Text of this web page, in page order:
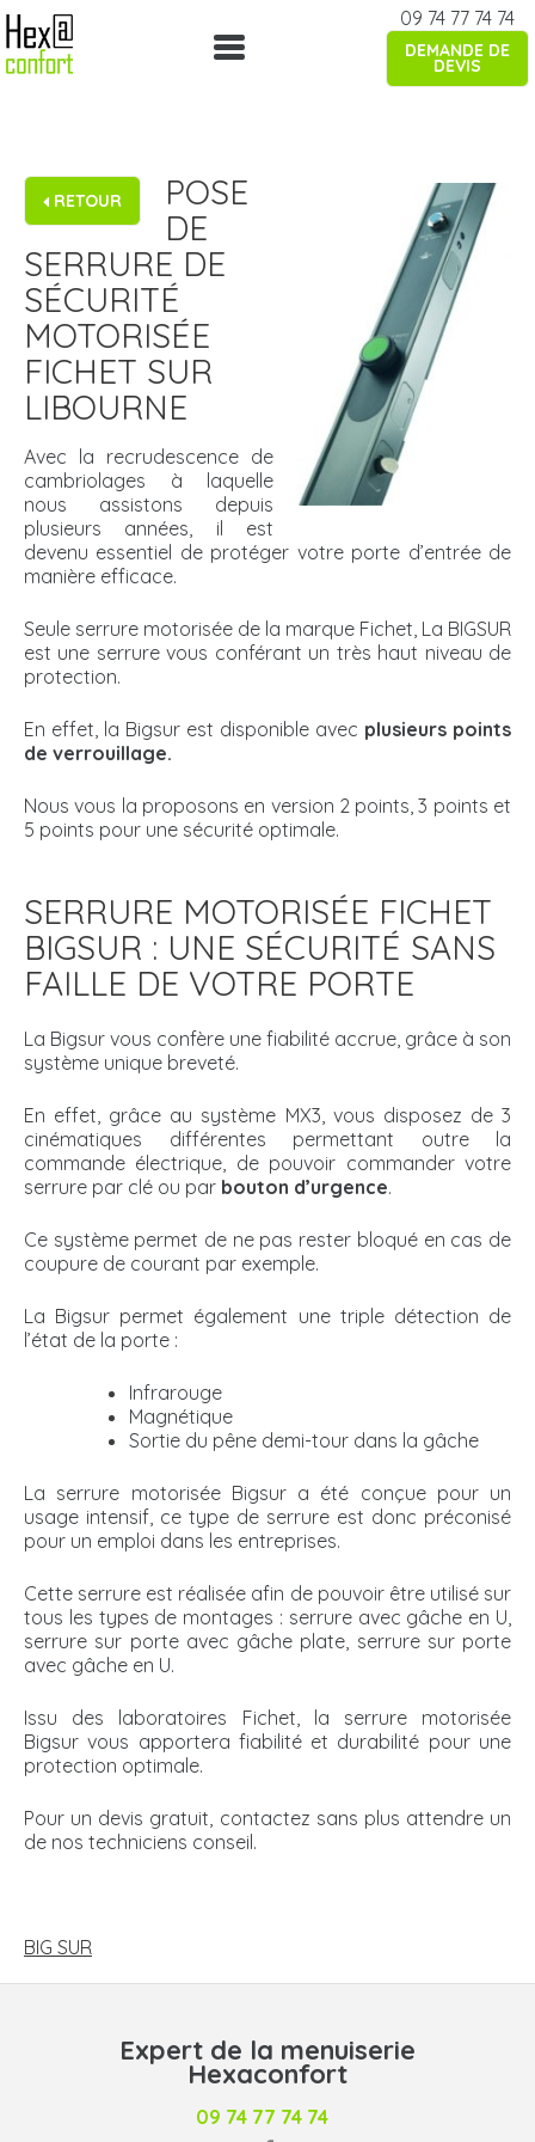
Skip
to
content
09 74 77 74 74
DEMANDE DE
DEVIS
RETOUR
POSE
DE
SERRURE DE
SÉCURITÉ
MOTORISÉE
FICHET SUR
LIBOURNE
Avec la recrudescence de
cambriolages à laquelle
nous assistons depuis
plusieurs années, il est
devenu essentiel de protéger votre porte d’entrée de
manière efficace.
Seule serrure motorisée de la marque Fichet, La BIGSUR
est une serrure vous conférant un très haut niveau de
protection.
En effet, la Bigsur est disponible avec plusieurs points
de verrouillage.
Nous vous la proposons en version 2 points, 3 points et
5 points pour une sécurité optimale.
SERRURE MOTORISÉE FICHET
BIGSUR : UNE SÉCURITÉ SANS
FAILLE DE VOTRE PORTE
La Bigsur vous confère une fiabilité accrue, grâce à son
système unique breveté.
En effet, grâce au système MX3, vous disposez de 3
cinématiques différentes permettant outre la
commande électrique, de pouvoir commander votre
serrure par clé ou par bouton d’urgence.
Ce système permet de ne pas rester bloqué en cas de
coupure de courant par exemple.
La Bigsur permet également une triple détection de
l’état de la porte :
Infrarouge
Magnétique
Sortie du pêne demi-tour dans la gâche
La serrure motorisée Bigsur a été conçue pour un
usage intensif, ce type de serrure est donc préconisé
pour un emploi dans les entreprises.
Cette serrure est réalisée afin de pouvoir être utilisé sur
tous les types de montages : serrure avec gâche en U,
serrure sur porte avec gâche plate, serrure sur porte
avec gâche en U.
Issu des laboratoires Fichet, la serrure motorisée
Bigsur vous apportera fiabilité et durabilité pour une
protection optimale.
Pour un devis gratuit, contactez sans plus attendre un
de nos techniciens conseil.
NAVIGATION
DE
L’ARTICLE
BIG SUR
Expert de la menuiserie
Hexaconfort
09 74 77 74 74